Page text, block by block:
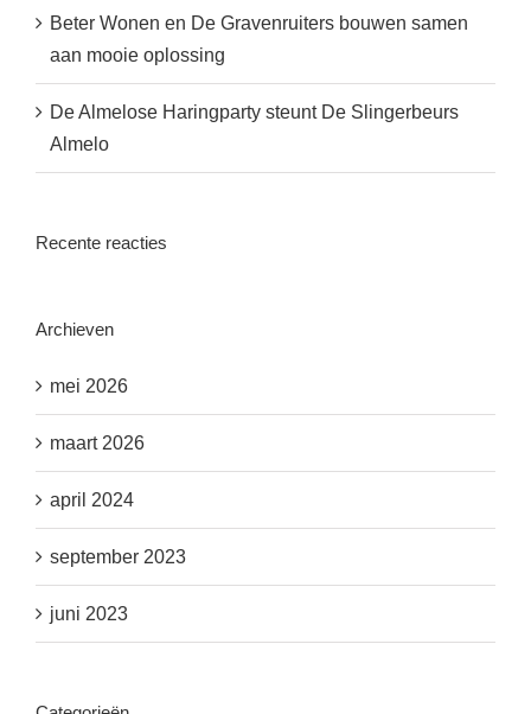
Beter Wonen en De Gravenruiters bouwen samen
aan mooie oplossing
De Almelose Haringparty steunt De Slingerbeurs
Almelo
Recente reacties
Archieven
mei 2026
maart 2026
april 2024
september 2023
juni 2023